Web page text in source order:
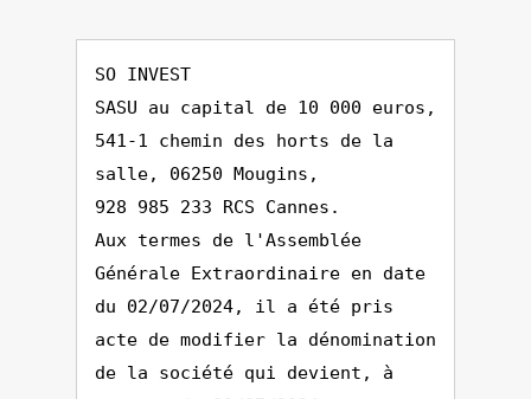
SO INVEST
SASU au capital de 10 000 euros,
541-1 chemin des horts de la
salle, 06250 Mougins,
928 985 233 RCS Cannes.
Aux termes de l'Assemblée
Générale Extraordinaire en date
du 02/07/2024, il a été pris
acte de modifier la dénomination
de la société qui devient, à